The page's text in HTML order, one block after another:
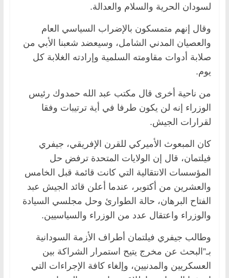
لسودان الحرية والسلام والعدالة.
وقال إنهم متمسكون بالإضراب السياسي العام
والعصيان المدني الشامل، وسيعضد شعبنا الأبي من
صلابة أدوات مقاومته السلمية وإرادته الغلابة كل
يوم.
من ناحية أخرى قال مكتب عبد الله حمدوك رئيس
الوزراء إنه لن يكون طرفا في أية ترتيبات وفقا
لقرارات الجيش.
كان المبعوث الأميركي للقرن الإفريقي، جيفري
فيلتمان، قال إن الولايات المتحدة ترفض حل
المؤسسات الانتقالية التي كانت قائمة قبل الخامس
والعشرين من أكتوبر، عندما أعلن قائد الجيش عبد
الفتاح البرهان، حالة الطوارئ وحل مجلسي السيادة
والوزراء واعتقال عدد من الوزراء والسياسيين.
وطالب جيفري فيلتمان أطراف الأزمة السودانية
بـ”البحث عن مخرج يتيح استمرار الشراكة بين
العسكريين والمدنيين، وإلغاء كافة الإجراءات التي